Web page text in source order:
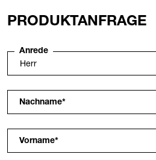
PRODUKTANFRAGE
Anrede
Nachname*
Vorname*